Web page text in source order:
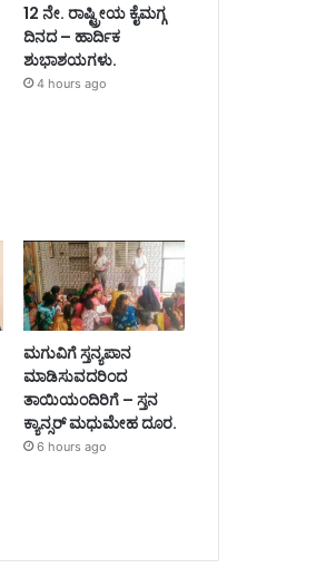
12 ನೇ. ರಾಷ್ಟ್ರೀಯ ಕೈಮಗ್ಗ
ದಿನದ – ಹಾರ್ದಿಕ
ಶುಭಾಶಯಗಳು.
4 hours ago
ಮಗುವಿಗೆ ಸ್ತನ್ಯಪಾನ
ಮಾಡಿಸುವದರಿಂದ
ತಾಯಿಯಂದಿರಿಗೆ – ಸ್ತನ
ಕ್ಯಾನ್ಸರ್ ಮಧುಮೇಹ ದೂರ.
6 hours ago